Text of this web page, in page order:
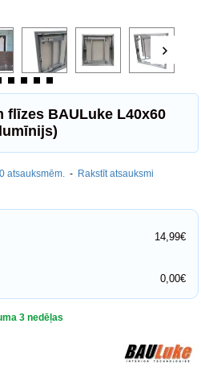
flīzes BAULuke L40x60
3 nedēļas
atsauksmēm. - Rakstīt atsauksmi
14,99€
0,00€